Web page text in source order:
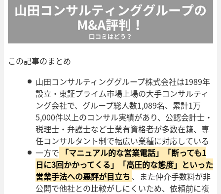
この記事のまとめ
山田コンサルティンググループ株式会社は1989年
設立・東証プライム市場上場の大手コンサルティ
ング会社で、グループ総人数1,089名、累計1万
5,000件以上のコンサル実績があり、公認会計士・
税理士・弁護士など士業有資格者が多数在籍、専
任コンサルタント制で幅広い業種に対応している
一方で 「マニュアル的な営業電話」「断っても1
日に3回かかってくる」「高圧的な態度」といった
営業手法への悪評が目立ち 、また仲介手数料が非
公開で他社との比較がしにくいため、依頼前に複